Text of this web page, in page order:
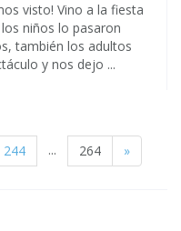
visto! Vino a la fiesta
niños lo pasaron
también los adultos
y nos dejo ...
244 ... 264 »